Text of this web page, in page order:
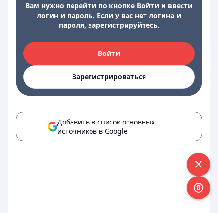
Вам нужно перейти по кнопке Войти и ввести
логин и пароль. Если у вас нет логина и
пароля, зарегистрируйтесь.
Войти
Зарегистрироваться
Добавить в список основных
источников в Google